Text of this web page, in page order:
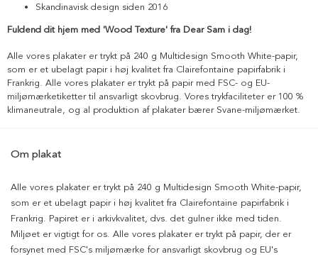
Skandinavisk design siden 2016
Fuldend dit hjem med 'Wood Texture' fra Dear Sam i dag!
Alle vores plakater er trykt på 240 g Multidesign Smooth White-papir,
som er et ubelagt papir i høj kvalitet fra Clairefontaine papirfabrik i
Frankrig. Alle vores plakater er trykt på papir med FSC- og EU-
miljømærketiketter til ansvarligt skovbrug. Vores trykfaciliteter er 100 %
klimaneutrale, og al produktion af plakater bærer Svane-miljømærket.
Om plakat
Alle vores plakater er trykt på 240 g Multidesign Smooth White-papir,
som er et ubelagt papir i høj kvalitet fra Clairefontaine papirfabrik i
Frankrig. Papiret er i arkivkvalitet, dvs. det gulner ikke med tiden.
Miljøet er vigtigt for os. Alle vores plakater er trykt på papir, der er
forsynet med FSC's miljømærke for ansvarligt skovbrug og EU's